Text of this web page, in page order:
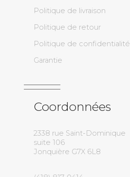
Politique de livraison
Politique de retour
Politique de confidentialité
Garantie
Coordonnées
2338 rue Saint-Dominique
suite 106
Jonquière G7X 6L8